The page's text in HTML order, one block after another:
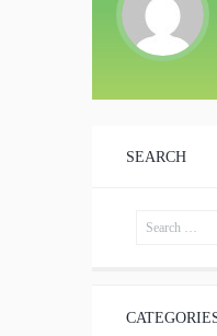
SEARCH